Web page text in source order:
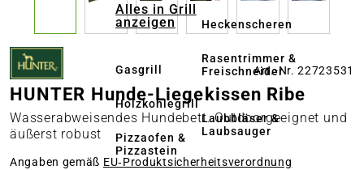
Alles in Grill
anzeigen
Gasgrill
Holzkohlegrill
Pizzaofen &
Pizzastein
Heckenscheren
Rasentrimmer &
Freischneider
Laubbläser &
Laubsauger
Art.-Nr. 22723531
HUNTER Hunde-Liegekissen Ribe
Wasserabweisendes Hundebett. Outdoorgeeignet und
äußerst robust
Angaben gemäß EU‑Produktsicherheitsverordnung